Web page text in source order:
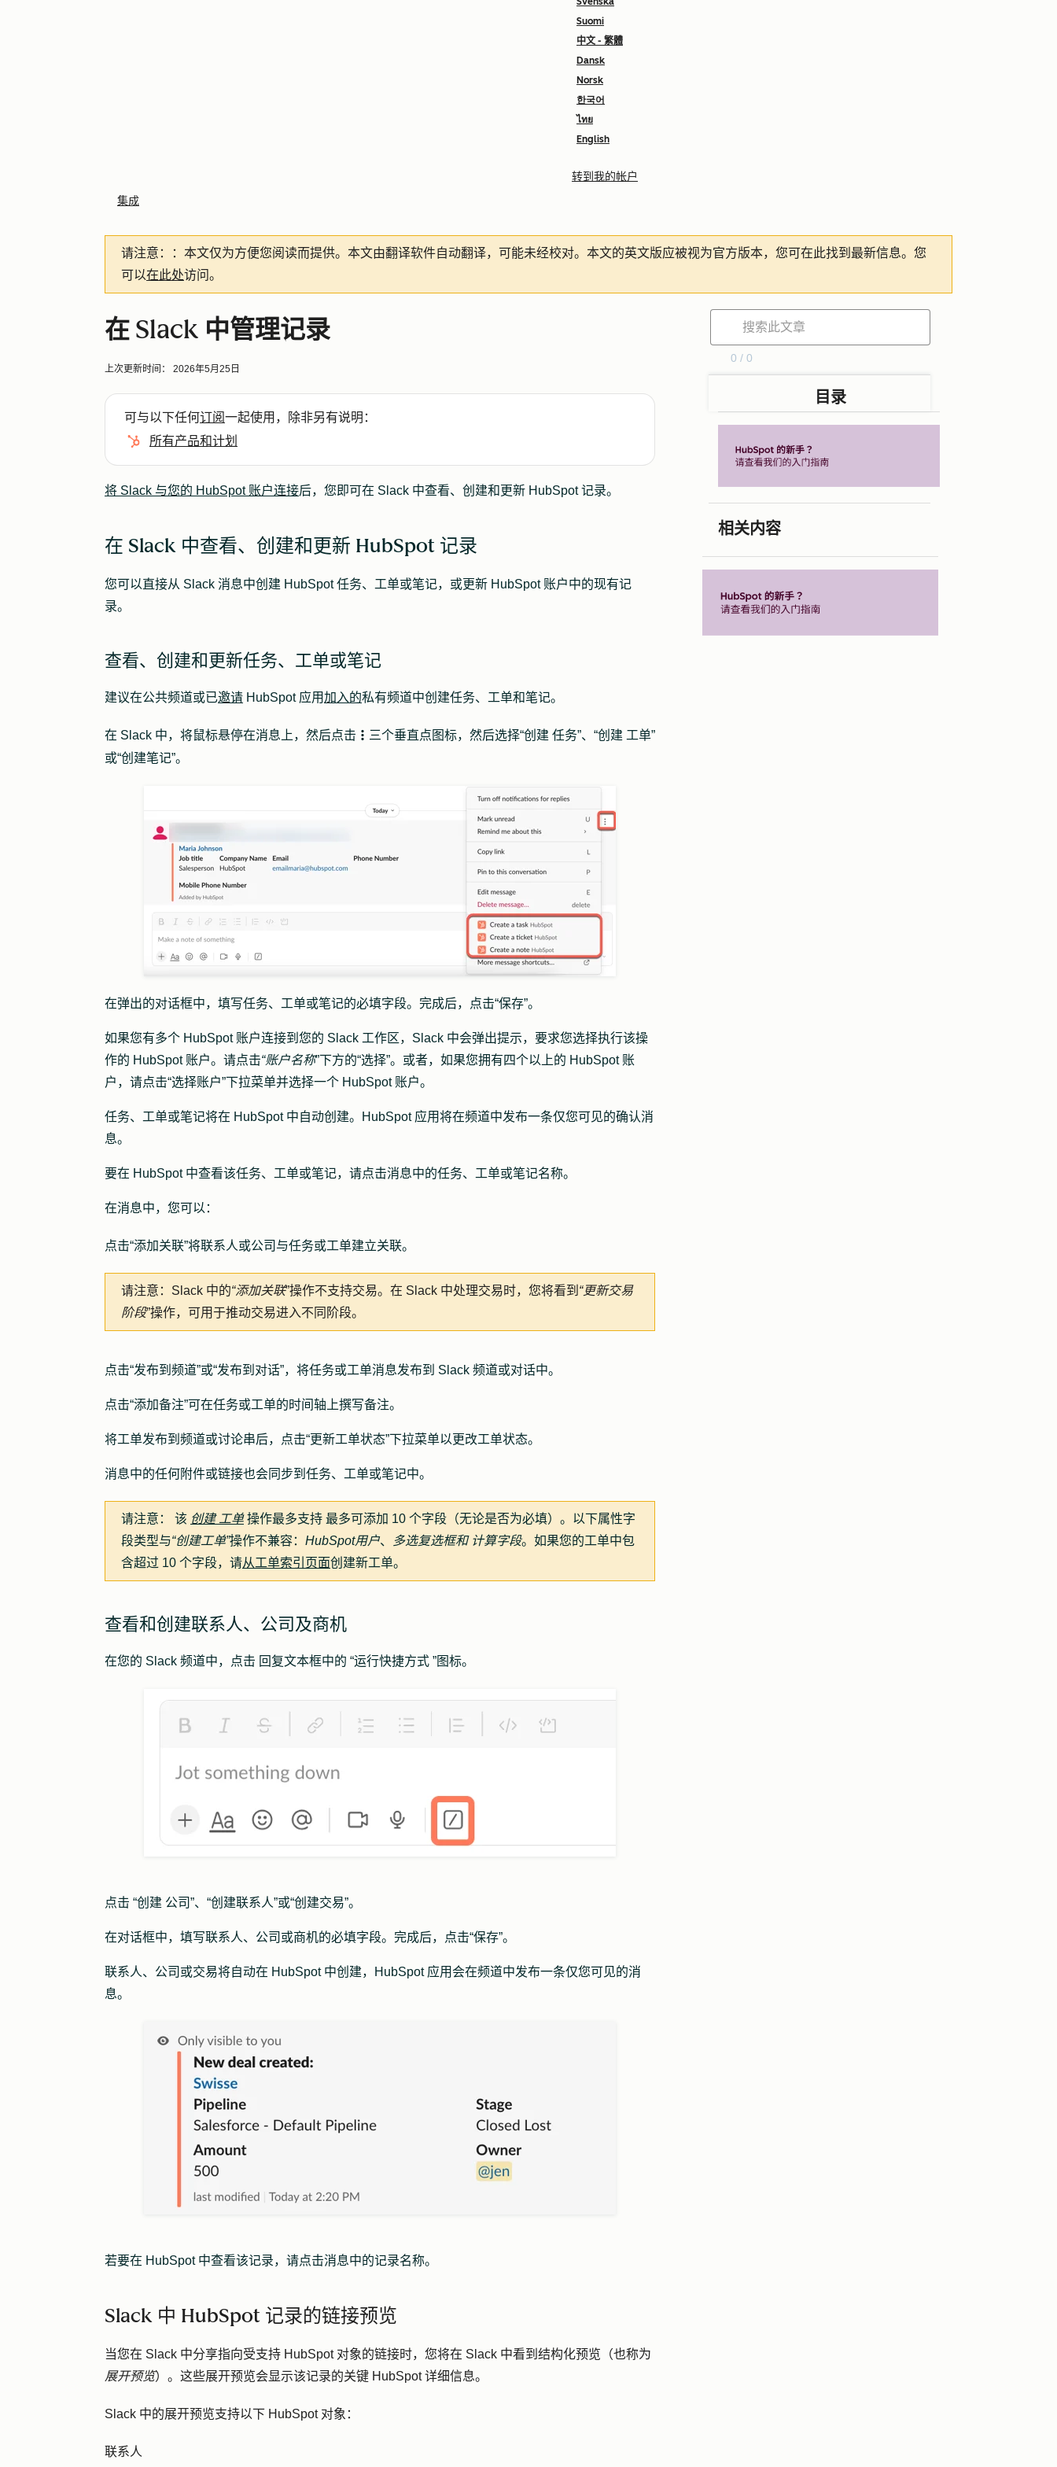
Suomi
中文 - 繁體
Dansk
Norsk
한국어
ไทย
English
转到我的帐户
集成
请注意： ：本文仅为方便您阅读而提供。 本文由翻译软件自动翻译，可能未经校对。本文的英文版应被视为官方版本，您可在此找到最新信息。您
可以在此处访问。
在 Slack 中管理记录
上次更新时间： 2026年5月25日
可与以下任何订阅一起使用，除非另有说明：
所有产品和计划
将 Slack 与您的 HubSpot 账户连接后，您即可在 Slack 中查看、创建和更新 HubSpot 记录。
在 Slack 中查看、创建和更新 HubSpot 记录
您可以直接从 Slack 消息中创建 HubSpot 任务、工单或笔记，或更新 HubSpot 账户中的现有记
录。
查看、创建和更新任务、工单或笔记
建议在公共频道或已邀请 HubSpot 应用加入的私有频道中创建任务、工单和笔记。
在 Slack 中，将鼠标悬停在消息上，然后点击 verticalMenu 三个垂直点图标，然后选择“创建 任务”、 “创建 工单”
或“创建笔记”。
在弹出的对话框中，填写任务、工单或笔记的必填字段。完成后，点击“保存”。
如果您有多个 HubSpot 账户连接到您的 Slack 工作区，Slack 中会弹出提示，要求您选择执行该操
作的 HubSpot 账户。请点击“账户名称”下方的“选择”。或者，如果您拥有四个以上的 HubSpot 账
户，请点击“选择账户”下拉菜单并选择一个 HubSpot 账户。
任务、工单或笔记将在 HubSpot 中自动创建。HubSpot 应用将在频道中发布一条仅您可见的确认消
息。
要在 HubSpot 中查看该任务、工单或笔记，请点击消息中的任务、工单或笔记名称。
在消息中，您可以：
点击“添加关联”将联系人或公司与任务或工单建立关联。
请注意： Slack 中的“添加关联”操作不支持交易。在 Slack 中处理交易时，您将看到 “更新交易
阶段”操作，可用于推动交易进入不同阶段。
点击“发布到频道”或“发布到对话”，将任务或工单消息发布到 Slack 频道或对话中。
点击“添加备注”可在任务或工单的时间轴上撰写备注。
将工单发布到频道或讨论串后，点击“更新工单状态”下拉菜单以更改工单状态。
消息中的任何附件或链接也会同步到任务、工单或笔记中。
请注意： 该 创建工单操作最多支持 最多可添加 10 个字段（无论是否为必填）。以下属性字
段类型与“创建工单”操作不兼容： HubSpot用户、 多选复选框和 计算字段。如果您的工单中包
含超过 10 个字段，请从工单索引页面创建新工单。
查看和创建联系人、公司及商机
在您的 Slack 频道中，点击 回复文本框中的 “运行快捷方式 ”图标。
点击 “创建 公司”、 “创建联系人”或“创建交易”。
在对话框中，填写联系人、公司或商机的必填字段。完成后，点击“保存”。
联系人、公司或交易将自动在 HubSpot 中创建，HubSpot 应用会在频道中发布一条仅您可见的消
息。
若要在 HubSpot 中查看该记录，请点击消息中的记录名称。
Slack 中 HubSpot 记录的链接预览
当您在 Slack 中分享指向受支持 HubSpot 对象的链接时，您将在 Slack 中看到结构化预览（也称为
展开预览）。这些展开预览会显示该记录的关键 HubSpot 详细信息。
Slack 中的展开预览支持以下 HubSpot 对象：
联系人
0 / 0
目录
相关内容